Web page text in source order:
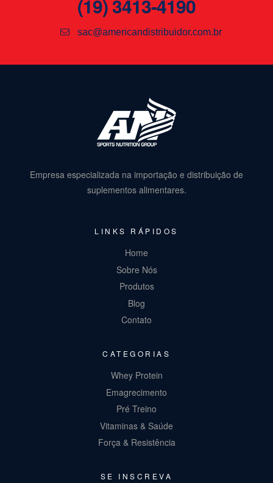
(19) 3413-4190
sac@americandistribuidor.com.br
Empresa especializada na importação e distribuição de
suplementos alimentares.
LINKS RÁPIDOS
Home
Sobre Nós
Produtos
Blog
Contato
CATEGORIAS
Whey Protein
Emagrecimento
Pré Treino
Vitaminas & Saúde
Força & Resistência
SE INSCREVA